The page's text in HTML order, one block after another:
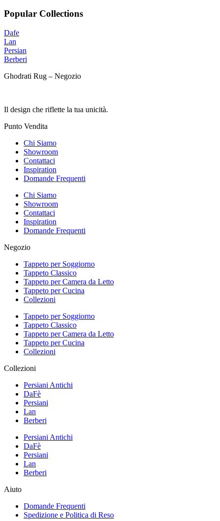
Popular Collections
Dafe
Lan
Persian
Berberi
Ghodrati Rug – Negozio
Il design che riflette la tua unicità.
Punto Vendita
Chi Siamo
Showroom
Contattaci
Inspiration
Domande Frequenti
Chi Siamo
Showroom
Contattaci
Inspiration
Domande Frequenti
Negozio
Tappeto per Soggiorno
Tappeto Classico
Tappeto per Camera da Letto
Tappeto per Cucina
Collezioni
Tappeto per Soggiorno
Tappeto Classico
Tappeto per Camera da Letto
Tappeto per Cucina
Collezioni
Collezioni
Persiani Antichi
DaFè
Persiani
Lan
Berberi
Persiani Antichi
DaFè
Persiani
Lan
Berberi
Aiuto
Domande Frequenti
Spedizione e Politica di Reso